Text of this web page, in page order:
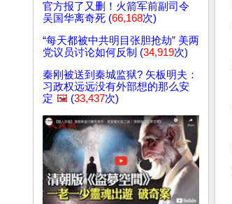
官方报了又删！火箭军前副司令
吴国华离奇死 (66,168次)
“每天都被中共明目张胆抢劫” 美两
党议员讨论如何反制 (34,919次)
秦刚被送到秦城监狱? 矢板明夫：
习政权远远没有外部想的那么安
定 🖼️ (33,437次)